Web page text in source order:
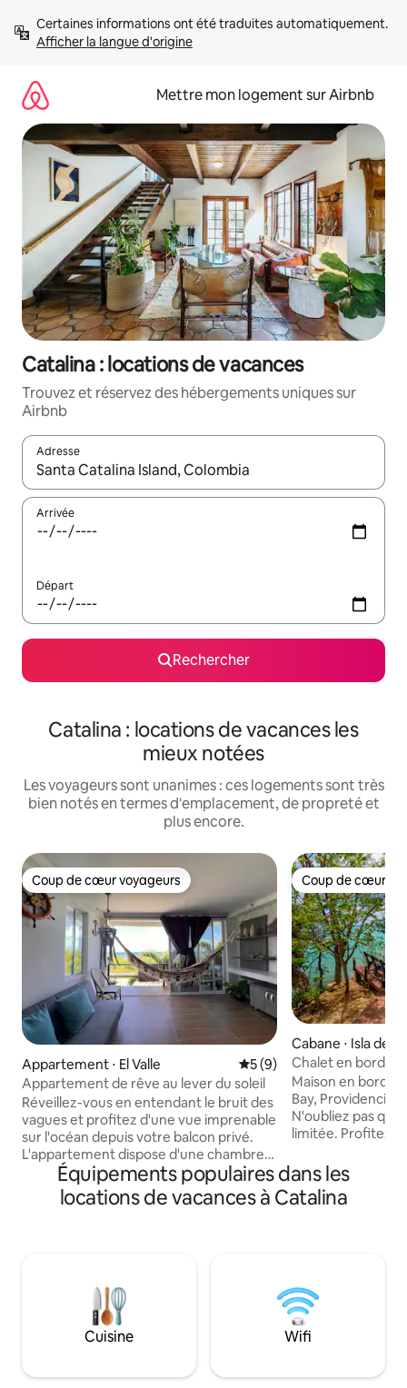
directement
Afficher la langue d'origine
Mettre mon logement sur Airbnb
Catalina : locations de vacances
Trouvez et réservez des hébergements uniques sur
Airbnb
Adresse
Lorsque les résultats s'affichent, utilisez les flèches vers le
Arrivée
Départ
Rechercher
Catalina : locations de vacances les
mieux notées
Les voyageurs sont unanimes : ces logements sont très
bien notés en termes d'emplacement, de propreté et
plus encore.
Coup de cœur voyageurs
Coup de cœur voyageurs
Appartement ⋅ El Valle Évaluation moyenne sur
5 (9)
Appartement de rêve au lever du soleil
Réveillez-vous en entendant le bruit des
vagues et profitez d'une vue imprenable
sur l'océan depuis votre balcon privé.
L'appartement dispose d'une chambre
confortable avec une salle de bain
privée, d'une cuisine entièrement
équipée et d'un espace ouvert et frais,
vibrations de l'île. Venez découvrir la vie
authentique de l'île dans un endroit fait
avec amour, entouré par la nature et la
Coup de cœur
Coup de cœur
Cabane ⋅ Isla de
Chalet en bord
Providencia
Maison en bord
Bay, Providencia 🏝️ Tourisme
N'oubliez pas que
limitée. Profitez
Lit Queen✨
Terrasse avec 2
et une table ✨
aux espaces communs 📩
un message
au paradis
Équipements populaires dans les
locations de vacances à Catalina
Cuisine Wifi